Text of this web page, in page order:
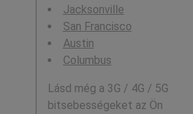
Jacksonville
San Francisco
Austin
Columbus
Lásd még a 3G / 4G / 5G
bitsebességeket az Ön